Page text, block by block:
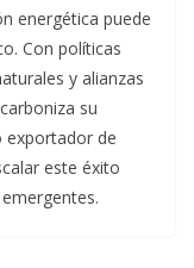
energética puede
Con políticas
y alianzas
su
exportador de
este éxito